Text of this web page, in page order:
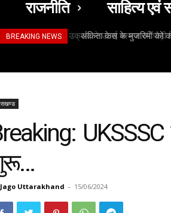
राजनीति साहित्य एवं
BREAKING NEWS अंकिता केस के मुजरिमों को
UKSSSC
Jago Uttarakhand - 15/06/2024